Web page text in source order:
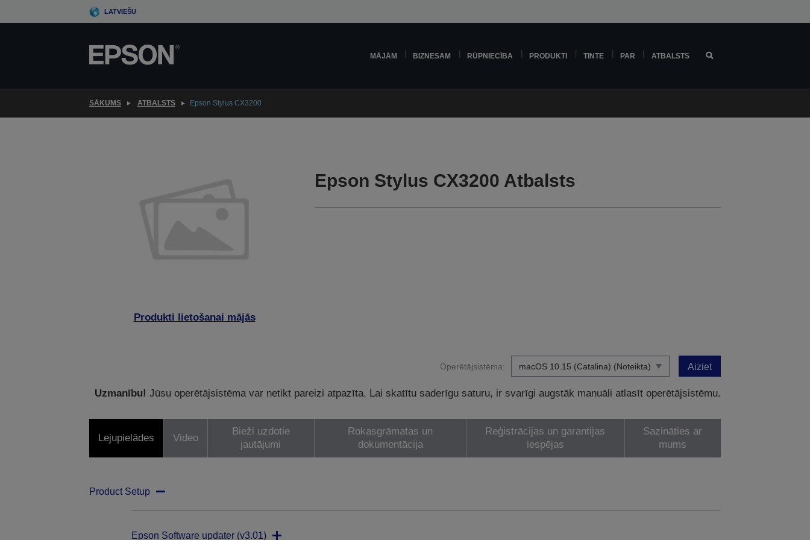
to
LATVIEŠU
MĀJĀM BIZNESAM RŪPNIECĪBA PRODUKTI TINTE PAR ATBALSTS
SĀKUMS ATBALSTS Epson Stylus CX3200
Produkti lietošanai mājās
Epson Stylus CX3200 Atbalsts
Operētājsistēma: Aiziet
Uzmanību! Jūsu operētājsistēma var netikt pareizi atpazīta. Lai skatītu saderīgu saturu, ir svarīgi augstāk manuāli atlasīt operētājsistēmu.
Lejupielādes Video
Bieži uzdotie
jautājumi
Rokasgrāmatas un
dokumentācija
Reģistrācijas un garantijas
iespējas
Sazināties ar
mums
Product Setup
Epson Software updater (v3.01)